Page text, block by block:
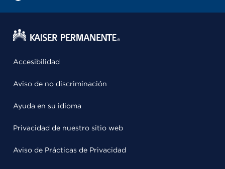
Accesibilidad
Aviso de no discriminación
Ayuda en su idioma
Privacidad de nuestro sitio web
Aviso de Prácticas de Privacidad